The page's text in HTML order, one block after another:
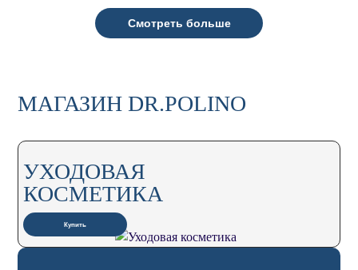
Смотреть больше
МАГАЗИН DR.POLINO
УХОДОВАЯ
КОСМЕТИКА
Купить